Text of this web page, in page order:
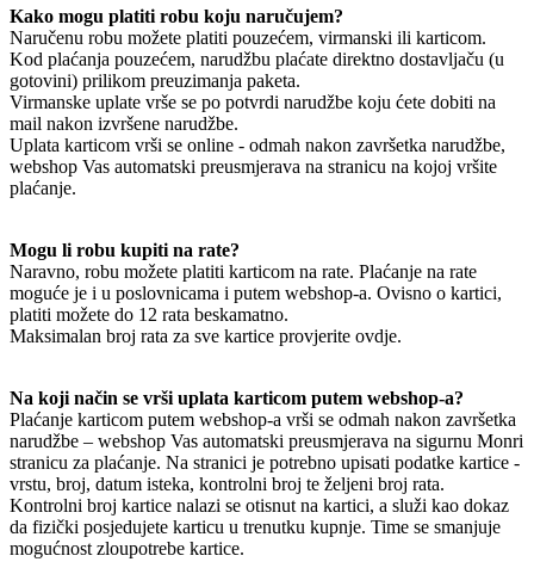
Kako mogu platiti robu koju naručujem?
Naručenu robu možete platiti pouzećem, virmanski ili karticom.
Kod plaćanja pouzećem, narudžbu plaćate direktno dostavljaču (u
gotovini) prilikom preuzimanja paketa.
Virmanske uplate vrše se po potvrdi narudžbe koju ćete dobiti na
mail nakon izvršene narudžbe.
Uplata karticom vrši se online - odmah nakon završetka narudžbe,
webshop Vas automatski preusmjerava na stranicu na kojoj vršite
plaćanje.
Mogu li robu kupiti na rate?
Naravno, robu možete platiti karticom na rate. Plaćanje na rate
moguće je i u poslovnicama i putem webshop-a. Ovisno o kartici,
platiti možete do 12 rata beskamatno.
Maksimalan broj rata za sve kartice provjerite ovdje.
Na koji način se vrši uplata karticom putem webshop-a?
Plaćanje karticom putem webshop-a vrši se odmah nakon završetka
narudžbe – webshop Vas automatski preusmjerava na sigurnu Monri
stranicu za plaćanje. Na stranici je potrebno upisati podatke kartice -
vrstu, broj, datum isteka, kontrolni broj te željeni broj rata.
Kontrolni broj kartice nalazi se otisnut na kartici, a služi kao dokaz
da fizički posjedujete karticu u trenutku kupnje. Time se smanjuje
mogućnost zloupotrebe kartice.